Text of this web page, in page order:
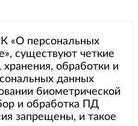
«О персональных
существуют четкие
хранения, обработки и
данных
биометрической
и обработка ПД
запрещены, и такое